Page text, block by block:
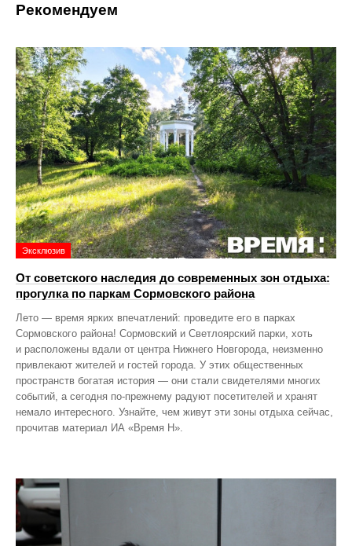
Рекомендуем
Эксклюзив
От советского наследия до современных зон отдыха:
прогулка по паркам Сормовского района
Лето — время ярких впечатлений: проведите его в парках
Сормовского района! Сормовский и Светлоярский парки, хоть
и расположены вдали от центра Нижнего Новгорода, неизменно
привлекают жителей и гостей города. У этих общественных
пространств богатая история — они стали свидетелями многих
событий, а сегодня по‑прежнему радуют посетителей и хранят
немало интересного. Узнайте, чем живут эти зоны отдыха сейчас,
прочитав материал ИА «Время Н».